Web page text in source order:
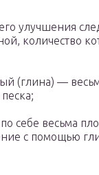
улучшения
количество
(глина) —
себе весьма
с помощью